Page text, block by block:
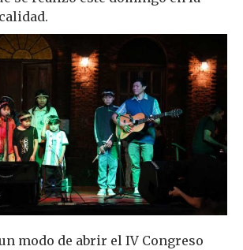
modo de abrir el IV Congreso